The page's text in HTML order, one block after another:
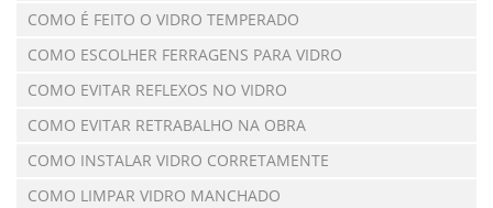
COMO É FEITO O VIDRO TEMPERADO
COMO ESCOLHER FERRAGENS PARA VIDRO
COMO EVITAR REFLEXOS NO VIDRO
COMO EVITAR RETRABALHO NA OBRA
COMO INSTALAR VIDRO CORRETAMENTE
COMO LIMPAR VIDRO MANCHADO